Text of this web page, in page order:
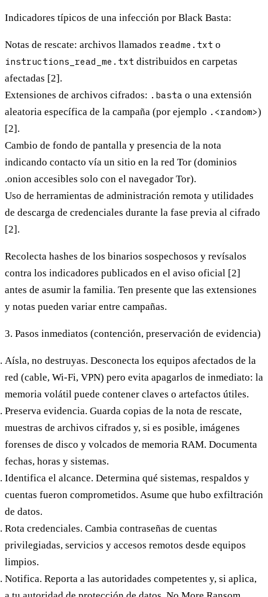
Indicadores típicos de una infección por Black Basta:
Notas de rescate: archivos llamados readme.txt o
instructions_read_me.txt distribuidos en carpetas
afectadas [2].
Extensiones de archivos cifrados: .basta o una extensión
aleatoria específica de la campaña (por ejemplo .<random>)
[2].
Cambio de fondo de pantalla y presencia de la nota
indicando contacto vía un sitio en la red Tor (dominios
.onion accesibles solo con el navegador Tor).
Uso de herramientas de administración remota y utilidades
de descarga de credenciales durante la fase previa al cifrado
[2].
Recolecta hashes de los binarios sospechosos y revísalos
contra los indicadores publicados en el aviso oficial [2]
antes de asumir la familia. Ten presente que las extensiones
y notas pueden variar entre campañas.
3. Pasos inmediatos (contención, preservación de evidencia)
Aísla, no destruyas. Desconecta los equipos afectados de la
red (cable, Wi-Fi, VPN) pero evita apagarlos de inmediato: la
memoria volátil puede contener claves o artefactos útiles.
Preserva evidencia. Guarda copias de la nota de rescate,
muestras de archivos cifrados y, si es posible, imágenes
forenses de disco y volcados de memoria RAM. Documenta
fechas, horas y sistemas.
Identifica el alcance. Determina qué sistemas, respaldos y
cuentas fueron comprometidos. Asume que hubo exfiltración
de datos.
Rota credenciales. Cambia contraseñas de cuentas
privilegiadas, servicios y accesos remotos desde equipos
limpios.
Notifica. Reporta a las autoridades competentes y, si aplica,